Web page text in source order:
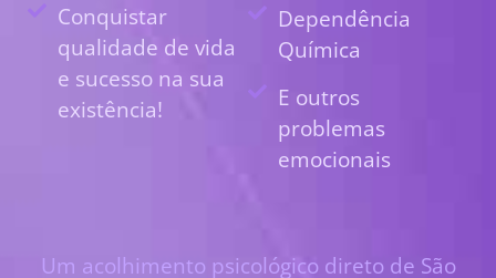
Conquistar
qualidade de vida
e sucesso na sua
existência!
Dependência
Química
E outros
problemas
emocionais
Um acolhimento psicológico direto de São